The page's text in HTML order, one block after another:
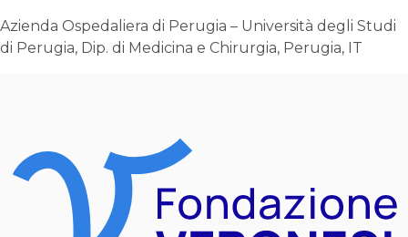
Azienda Ospedaliera di Perugia – Università degli Studi
di Perugia, Dip. di Medicina e Chirurgia, Perugia, IT